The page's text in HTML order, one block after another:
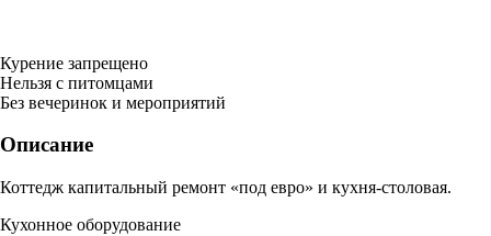
Курение запрещено
Нельзя с питомцами
Без вечеринок и мероприятий
Описание
Коттедж капитальный ремонт «под евро» и кухня-столовая.
Кухонное оборудование